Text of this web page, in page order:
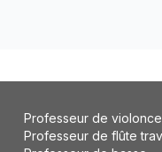
Professeur de
Professeur de flûte